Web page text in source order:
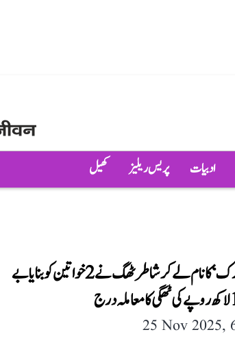
ادبیات پریس ریلیز کھیل
’موئے مبارک‘ کا نام لے کر شاطر ٹھگ نے 2 خواتین کو بنایا بے
25 Nov 2025,